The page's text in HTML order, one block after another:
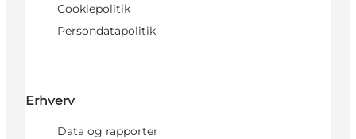
Cookiepolitik
Persondatapolitik
Erhverv
Data og rapporter